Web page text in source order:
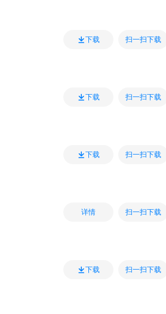
下载 扫一扫下载
下载 扫一扫下载
下载 扫一扫下载
详情 扫一扫下载
下载 扫一扫下载